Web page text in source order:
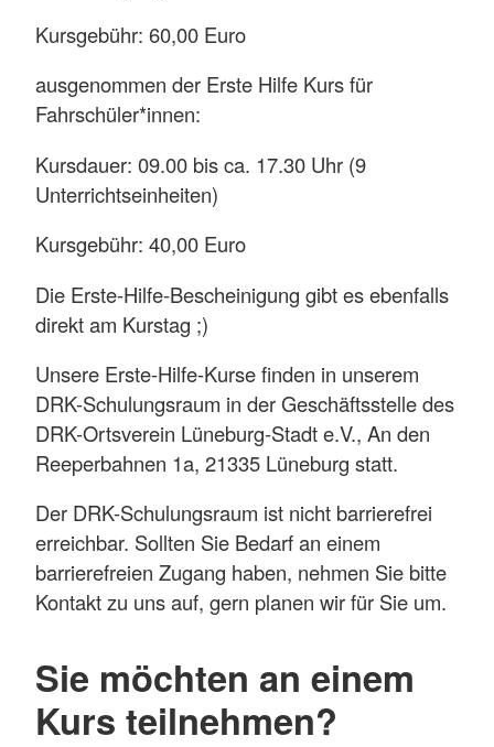
Kursgebühr: 60,00 Euro
ausgenommen der Erste Hilfe Kurs für
Fahrschüler*innen:
Kursdauer: 09.00 bis ca. 17.30 Uhr (9
Unterrichtseinheiten)
Kursgebühr: 40,00 Euro
Die Erste-Hilfe-Bescheinigung gibt es ebenfalls
direkt am Kurstag ;)
Unsere Erste-Hilfe-Kurse finden in unserem
DRK-Schulungsraum in der Geschäftsstelle des
DRK-Ortsverein Lüneburg-Stadt e.V., An den
Reeperbahnen 1a, 21335 Lüneburg statt.
Der DRK-Schulungsraum ist nicht barrierefrei
erreichbar. Sollten Sie Bedarf an einem
barrierefreien Zugang haben, nehmen Sie bitte
Kontakt zu uns auf, gern planen wir für Sie um.
Sie möchten an einem
Kurs teilnehmen?